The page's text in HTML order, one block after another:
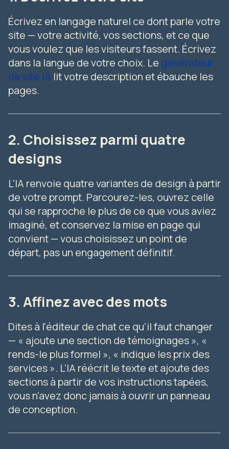
Écrivez en langage naturel ce dont parle votre
site — votre activité, vos sections, et ce que
vous voulez que les visiteurs fassent. Écrivez
dans la langue de votre choix. Le générateur
de site IA lit votre description et ébauche les
pages.
2. Choisissez parmi quatre
designs
L'IA renvoie quatre variantes de design à partir
de votre prompt. Parcourez-les, ouvrez celle
qui se rapproche le plus de ce que vous aviez
imaginé, et conservez la mise en page qui
convient — vous choisissez un point de
départ, pas un engagement définitif.
3. Affinez avec des mots
Dites à l'éditeur de chat ce qu'il faut changer
— « ajoute une section de témoignages », «
rends-le plus formel », « indique les prix des
services ». L'IA réécrit le texte et ajoute des
sections à partir de vos instructions tapées,
vous n'avez donc jamais à ouvrir un panneau
de conception.